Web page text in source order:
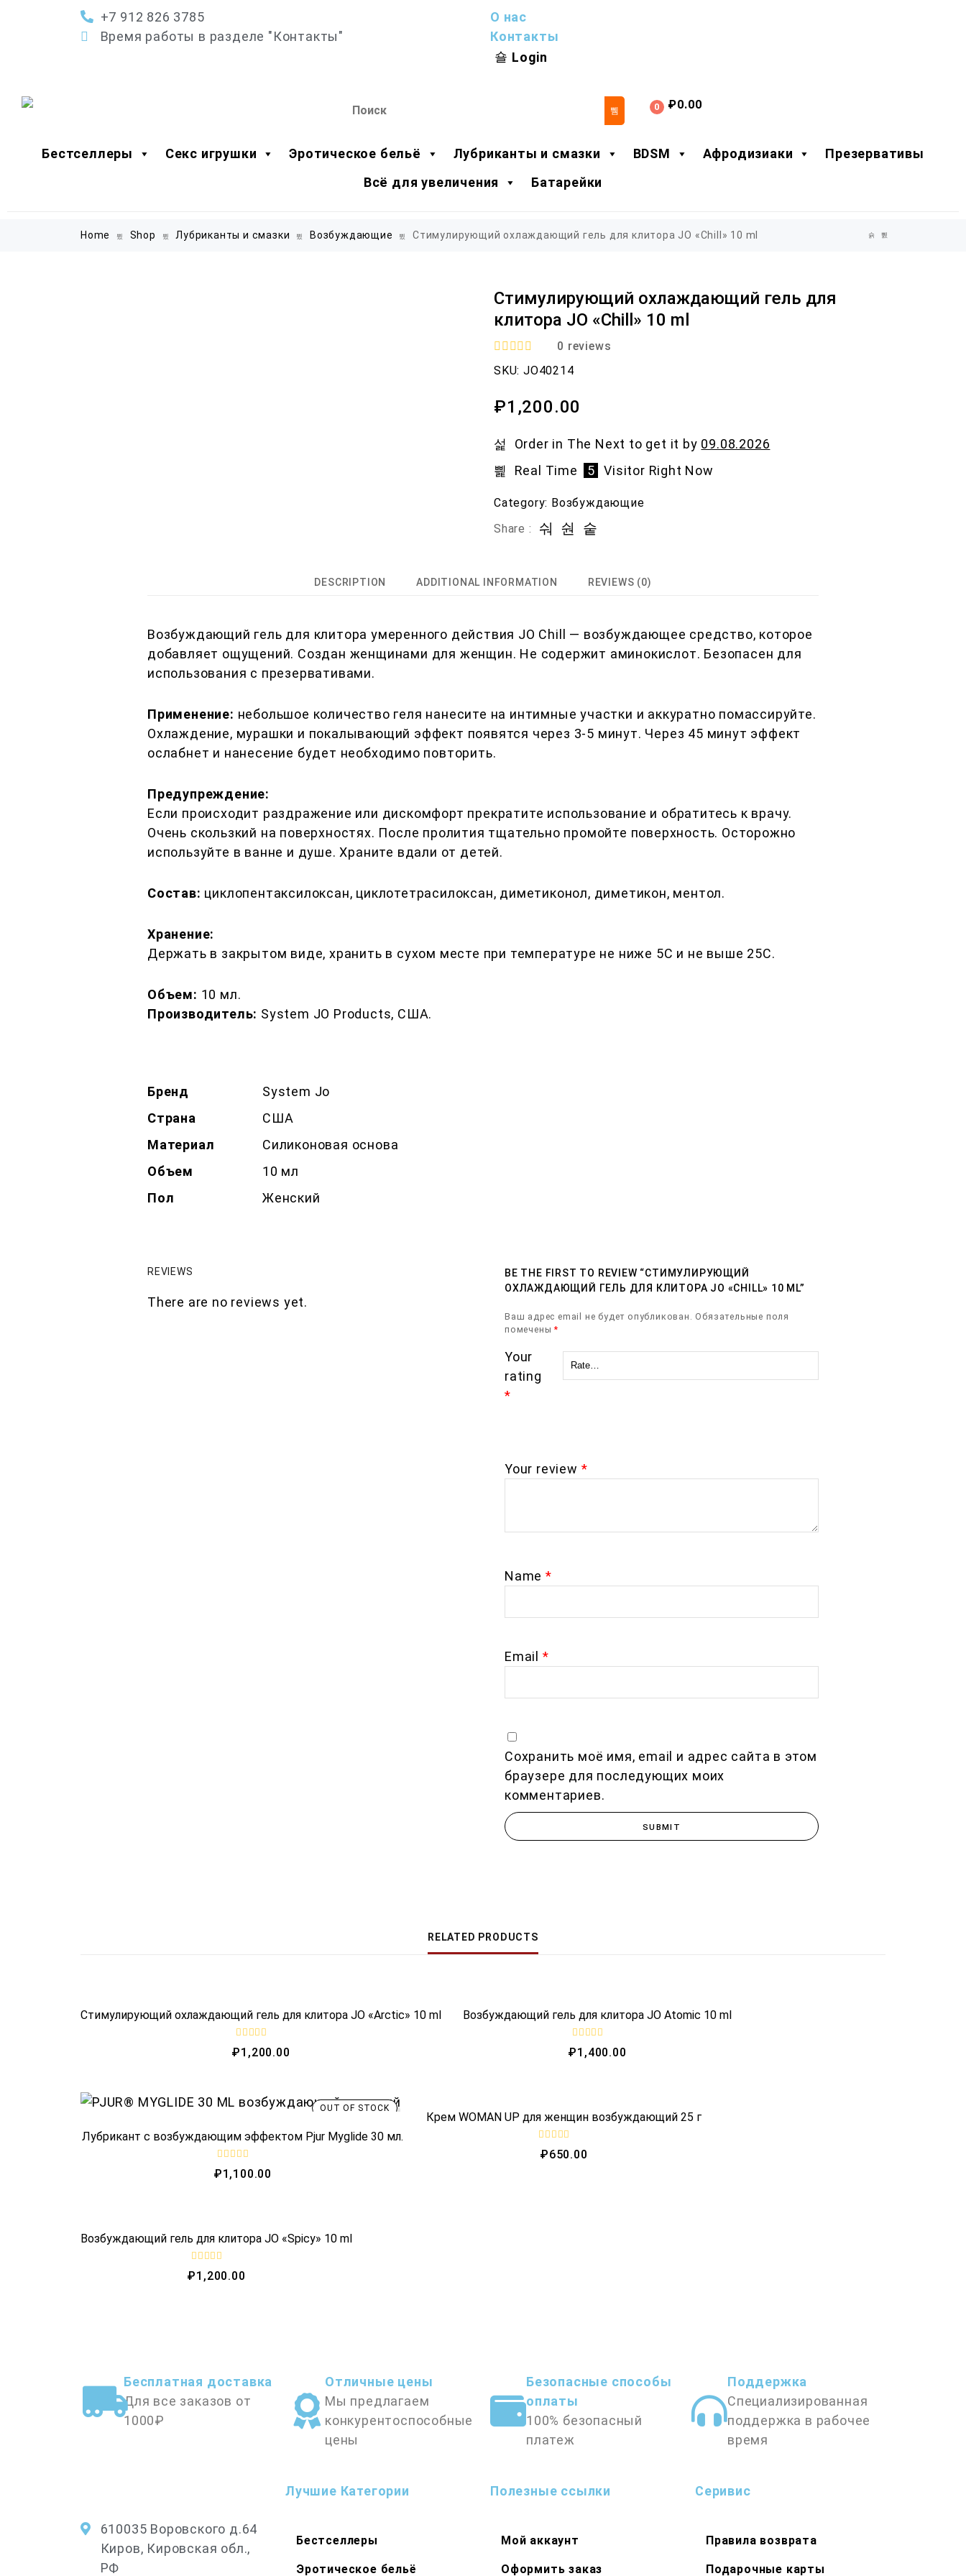
+7 912 826 3785
Время работы в разделе "Контакты"
О нас
Контакты
Login
0 ₽0.00
Бестселлеры Секс игрушки Эротическое бельё Лубриканты и смазки BDSM Афродизиаки
Презервативы
Всё для увеличения
Батарейки
Home Shop Лубриканты и смазки Возбуждающие Стимулирующий охлаждающий гель для клитора JO «Chill» 10 ml
Стимулирующий охлаждающий гель для
клитора JO «Chill» 10 ml
R
a
e
d
o
u
o
5
0 reviews
SKU: JO40214
₽1,200.00
Order in The Next to get it by 09.08.2026
Real Time
5 Visitor Right Now
Category: Возбуждающие
Share :
DESCRIPTION ADDITIONAL INFORMATION REVIEWS (0)
Возбуждающий гель для клитора умеренного действия JO Chill — возбуждающее средство, которое
добавляет ощущений. Создан женщинами для женщин. Не содержит аминокислот. Безопасен для
использования с презервативами.
Применение: небольшое количество геля нанесите на интимные участки и аккуратно помассируйте.
Охлаждение, мурашки и покалывающий эффект появятся через 3-5 минут. Через 45 минут эффект
ослабнет и нанесение будет необходимо повторить.
Предупреждение:
Если происходит раздражение или дискомфорт прекратите использование и обратитесь к врачу.
Очень скользкий на поверхностях. После пролития тщательно промойте поверхность. Осторожно
используйте в ванне и душе. Храните вдали от детей.
Состав: циклопентаксилоксан, циклотетрасилоксан, диметиконол, диметикон, ментол.
Хранение:
Держать в закрытом виде, хранить в сухом месте при температуре не ниже 5С и не выше 25С.
Объем: 10 мл.
Производитель: System JO Products, США.
Бренд
System Jo
Страна
США
Материал
Силиконовая основа
Объем
10 мл
Пол
Женский
REVIEWS
There are no reviews yet.
BE THE FIRST TO REVIEW “СТИМУЛИРУЮЩИЙ
ОХЛАЖДАЮЩИЙ ГЕЛЬ ДЛЯ КЛИТОРА JO «CHILL» 10 ML”
Ваш адрес email не будет опубликован. Обязательные поля
помечены*
Your
rating
*
Your review *
Name *
Email *
Сохранить моё имя, email и адрес сайта в этом
браузере для последующих моих
комментариев.
RELATED PRODUCTS
Стимулирующий охлаждающий гель для клитора JO «Arctic» 10 ml
R
a
o
o
f
5
₽1,200.00
Возбуждающий гель для клитора JO Atomic 10 ml
R
a
u
t
5
₽1,400.00
OUT OF STOCK
Лубрикант с возбуждающим эффектом Pjur Myglide 30 мл.
R
a
u
o
5
₽1,100.00
Крем WOMAN UP для женщин возбуждающий 25 г
R
a
₽650.00
Возбуждающий гель для клитора JO «Spicy» 10 ml
R
a
5
₽1,200.00
Бесплатная доставка
Для все заказов от
1000₽
Отличные цены
Мы предлагаем
конкурентоспособные
цены
Безопасные способы
оплаты
100% безопасный
платеж
Поддержка
Специализированная
поддержка в рабочее
время
610035 Воровского д.64
Киров, Кировская обл.,
РФ
Лучшие Категории
Бестселлеры
Эротическое бельё
Полезные ссылки
Мой аккаунт
Оформить заказ
Серивис
Правила возврата
Подарочные карты